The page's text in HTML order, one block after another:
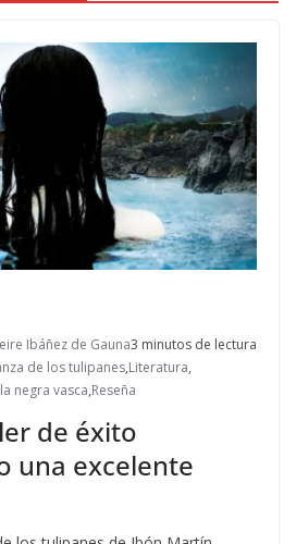
Ibáñez de Gauna3 minutos de lectura
de los tulipanes,Literatura,
negra vasca,Reseña
de éxito
una excelente